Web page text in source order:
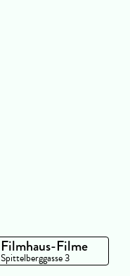
Filmhaus-Filme
Spittelberggasse 3